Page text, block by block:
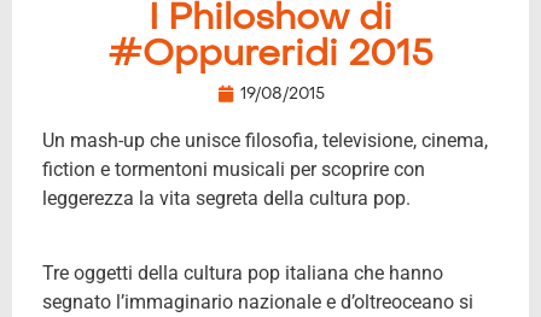
I Philoshow di
#Oppureridi 2015
19/08/2015
Un mash-up che unisce filosofia, televisione, cinema,
fiction e tormentoni musicali per scoprire con
leggerezza la vita segreta della cultura pop.
Tre oggetti della cultura pop italiana che hanno
segnato l’immaginario nazionale e d’oltreoceano si